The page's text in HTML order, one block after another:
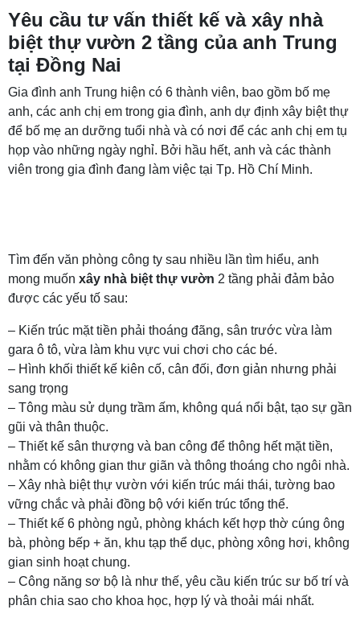
Yêu cầu tư vấn thiết kế và xây nhà
biệt thự vườn 2 tầng của anh Trung
tại Đồng Nai
Gia đình anh Trung hiện có 6 thành viên, bao gồm bố mẹ
anh, các anh chị em trong gia đình, anh dự định xây biệt thự
để bố mẹ an dưỡng tuổi nhà và có nơi để các anh chị em tụ
họp vào những ngày nghỉ. Bởi hầu hết, anh và các thành
viên trong gia đình đang làm việc tại Tp. Hồ Chí Minh.
Tìm đến văn phòng công ty sau nhiều lần tìm hiểu, anh
mong muốn xây nhà biệt thự vườn 2 tầng phải đảm bảo
được các yếu tố sau:
– Kiến trúc mặt tiền phải thoáng đãng, sân trước vừa làm
gara ô tô, vừa làm khu vực vui chơi cho các bé.
– Hình khối thiết kế kiên cố, cân đối, đơn giản nhưng phải
sang trọng
– Tông màu sử dụng trầm ấm, không quá nổi bật, tạo sự gần
gũi và thân thuộc.
– Thiết kế sân thượng và ban công để thông hết mặt tiền,
nhằm có không gian thư giãn và thông thoáng cho ngôi nhà.
– Xây nhà biệt thự vườn với kiến trúc mái thái, tường bao
vững chắc và phải đồng bộ với kiến trúc tổng thể.
– Thiết kế 6 phòng ngủ, phòng khách kết hợp thờ cúng ông
bà, phòng bếp + ăn, khu tạp thể dục, phòng xông hơi, không
gian sinh hoạt chung.
– Công năng sơ bộ là như thế, yêu cầu kiến trúc sư bố trí và
phân chia sao cho khoa học, hợp lý và thoải mái nhất.